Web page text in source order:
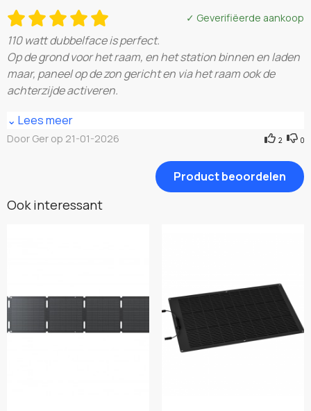
✓ Geverifiëerde aankoop
110 watt dubbelface is perfect.
Op de grond voor het raam, en het station binnen en laden
maar, paneel op de zon gericht en via het raam ook de
achterzijde activeren.
Niet te evenaren die Ecoflow producten voor die prijs!
⌄ Lees meer
Door Ger op 21-01-2026 2 0
Product beoordelen
Ook interessant